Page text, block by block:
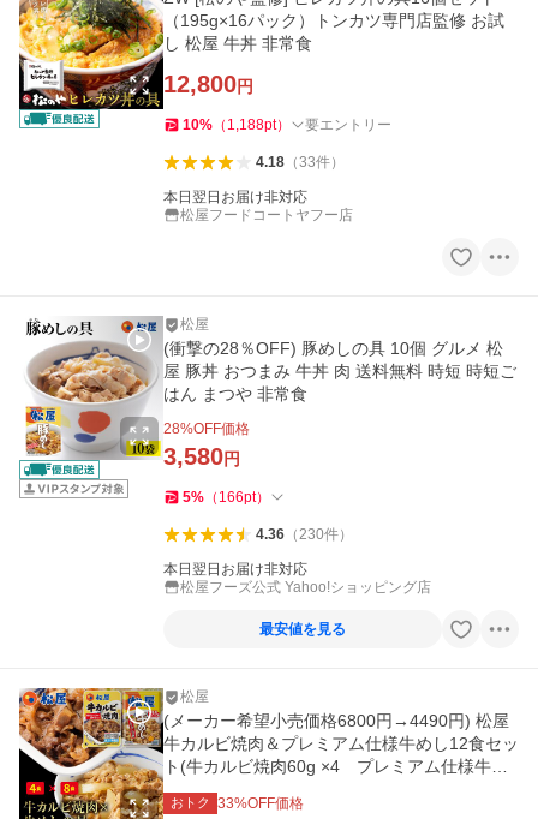
（195g×16パック）トンカツ専門店監修 お試
し 松屋 牛丼 非常食
12,800円
10% （ 1,188pt） 要エントリー
4.18（33件）
本日翌日お届け非対応
松屋フードコートヤフー店
松屋
(衝撃の28％OFF) 豚めしの具 10個 グルメ 松
屋 豚丼 おつまみ 牛丼 肉 送料無料 時短 時短ご
はん まつや 非常食
28%OFF価格
3,580円
5% （ 166pt）
4.36（230件）
本日翌日お届け非対応
松屋フーズ公式 Yahoo!ショッピング店
最安値を見る
松屋
(メーカー希望小売価格6800円→4490円) 松屋
牛カルビ焼肉＆プレミアム仕様牛めし12食セッ
ト(牛カルビ焼肉60g ×4 プレミアム仕様牛め
し×8)
おトク 33%OFF価格